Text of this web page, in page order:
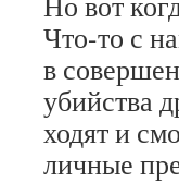
Что-то с
в
убийства
ходят и
личные